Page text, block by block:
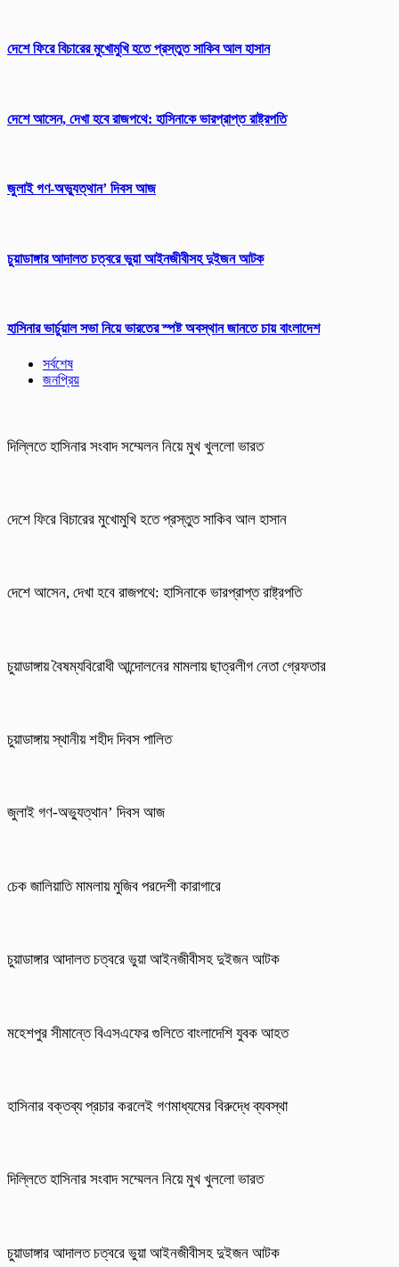
দেশে ফিরে বিচারের মুখোমুখি হতে প্রস্তুত সাকিব আল হাসান
দেশে আসেন, দেখা হবে রাজপথে: হাসিনাকে ভারপ্রাপ্ত রাষ্ট্রপতি
জুলাই গণ-অভ্যুত্থান’ দিবস আজ
চুয়াডাঙ্গার আদালত চত্বরে ভুয়া আইনজীবীসহ দুইজন আটক
হাসিনার ভার্চুয়াল সভা নিয়ে ভারতের স্পষ্ট অবস্থান জানতে চায় বাংলাদেশ
সর্বশেষ
জনপ্রিয়
দিল্লিতে হাসিনার সংবাদ সম্মেলন নিয়ে মুখ খুললো ভারত
দেশে ফিরে বিচারের মুখোমুখি হতে প্রস্তুত সাকিব আল হাসান
দেশে আসেন, দেখা হবে রাজপথে: হাসিনাকে ভারপ্রাপ্ত রাষ্ট্রপতি
চুয়াডাঙ্গায় বৈষম্যবিরোধী আন্দোলনের মামলায় ছাত্রলীগ নেতা গ্রেফতার
চুয়াডাঙ্গায় স্থানীয় শহীদ দিবস পা‌লিত
জুলাই গণ-অভ্যুত্থান’ দিবস আজ
চেক জালিয়াতি মামলায় মুজিব পরদেশী কারাগারে
চুয়াডাঙ্গার আদালত চত্বরে ভুয়া আইনজীবীসহ দুইজন আটক
মহেশপুর সীমান্তে বিএসএফের গুলিতে বাংলাদেশি যুবক আহত
হাসিনার বক্তব্য প্রচার করলেই গণমাধ্যমের বিরুদ্ধে ব্যবস্থা
দিল্লিতে হাসিনার সংবাদ সম্মেলন নিয়ে মুখ খুললো ভারত
চুয়াডাঙ্গার আদালত চত্বরে ভুয়া আইনজীবীসহ দুইজন আটক